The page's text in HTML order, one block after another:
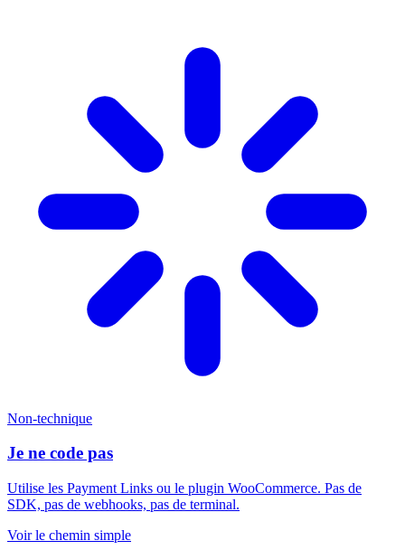
Non-technique
Je ne code pas
Utilise les Payment Links ou le plugin WooCommerce. Pas de
SDK, pas de webhooks, pas de terminal.
Voir le chemin simple